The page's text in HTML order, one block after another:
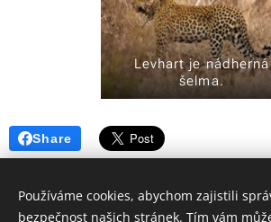
Levhart je nádherná
šelma.
Share
Používáme cookies, abychom zajistili
bezpečnost našich stránek. Tím vám